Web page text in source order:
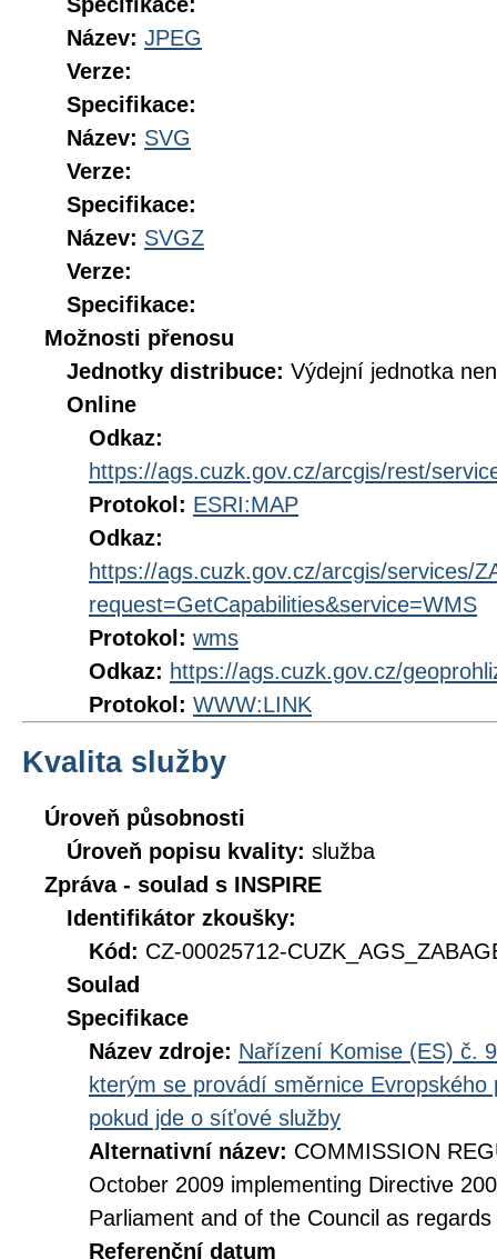
Název: JPEG
Verze:
Specifikace:
Název: SVG
Verze:
Specifikace:
Název: SVGZ
Verze:
Specifikace:
Možnosti přenosu
Jednotky distribuce: Výdejní jednotka
Online
Odkaz:
https://ags.cuzk.gov.cz/arcgis/rest/
Protokol: ESRI:MAP
Odkaz:
https://ags.cuzk.gov.cz/arcgis/services/
request=GetCapabilities&service=WMS
Protokol: wms
Odkaz: https://ags.cuzk.gov.cz/
Protokol: WWW:LINK
Kvalita služby
Úroveň působnosti
Úroveň popisu kvality: služba
Zpráva - soulad s INSPIRE
Identifikátor zkoušky:
Kód: CZ-00025712-
Soulad
Specifikace
Název zdroje: Nařízení Komise (ES) č.
kterým se provádí směrnice
pokud jde o síťové služby
Alternativní název: COMMISSION
October 2009 implementing Directive
Parliament and of the Council as
Referenční datum